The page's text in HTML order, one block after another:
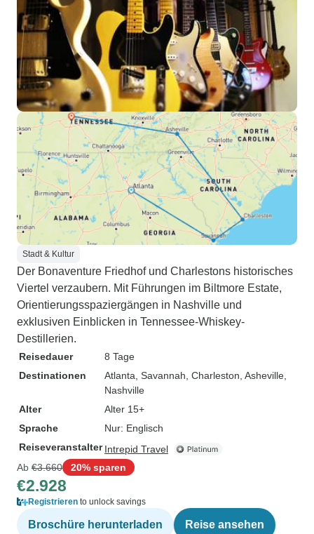
Stadt & Kultur
Der Bonaventure Friedhof und Charlestons historisches
Viertel verzaubern. Mit Führungen im Biltmore Estate,
Orientierungsspaziergängen in Nashville und
exklusiven Einblicken in Tennessee-Whiskey-
Destillerien.
Reisedauer
8 Tage
Destinationen
Atlanta , Savannah , Charleston , Asheville
Nashville
Alter
Alter 15+
Sprache
Nur: Englisch
Reiseveranstalter Intrepid Travel
Ab €3.660 20% sparen
€2.928
Registrieren to unlock savings
Broschüre herunterladen Reise ansehen